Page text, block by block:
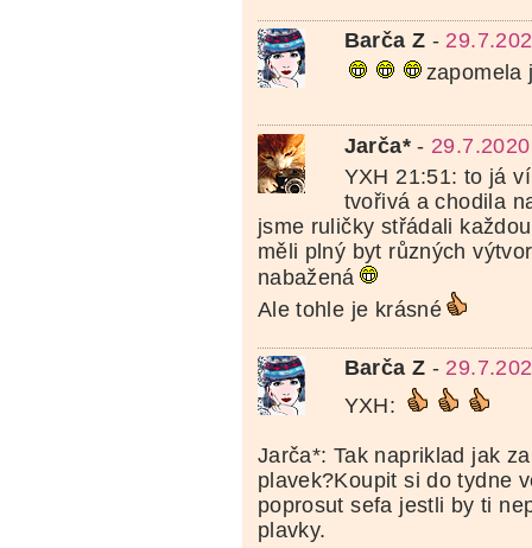
Barča Z -
zapomela
Jarča*-
YXH 21:51: to já
tvořivá a chodila
jsme ruličky střádali
měli plný byt různých
nabažená
Ale tohle je krásné
Barča Z -
YXH:
Jarča*: Tak napriklad jak
plavek?Koupit si do tydne
poprosut sefa jestli by ti
plavky.